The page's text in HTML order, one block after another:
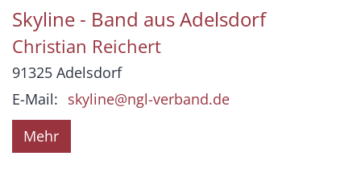
Skyline - Band aus Adelsdorf
Christian Reichert
91325 Adelsdorf
E-Mail: skyline@ngl-verband.de
Mehr